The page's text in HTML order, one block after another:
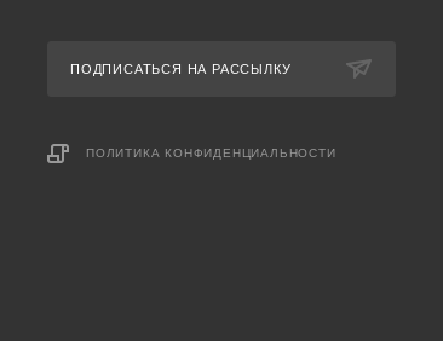
ПОДПИСАТЬСЯ НА РАССЫЛКУ
ПОЛИТИКА КОНФИДЕНЦИАЛЬНОСТИ